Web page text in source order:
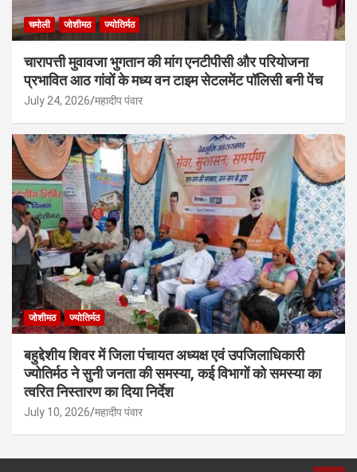
चमोली जोशीमठ ज्योतिर्मठ
चारापत्ती मुवावजा भुगतान की मांग एनटीपीसी और परियोजना
प्रभावित आठ गांवों के मध्य वन टाइम सेटलमेंट पॉलिसी बनी पेंच
July 24, 2026 महादीप पंवार
जोशीमठ ज्योतिर्मठ
बहुद्देशीय शिवर में जिला पंचायत अध्यक्ष एवं उपजिलाधिकारी
ज्योतिर्मठ ने सुनी जनता की समस्या, कई विभागों को समस्या का
त्वरित निस्तारण का दिया निर्देश
July 10, 2026 महादीप पंवार